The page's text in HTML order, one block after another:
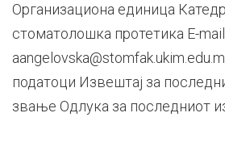
Организациона единица
стоматолошка протетика E-mail
податоци Извештај за
звање Одлука за последниот